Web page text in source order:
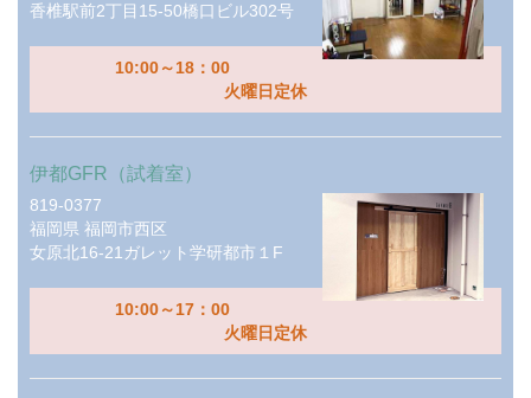
香椎駅前2丁目15-50橋口ビル302号
10:00～18：00
火曜日定休
伊都GFR（試着室）
819-0377
福岡県 福岡市西区
女原北16-21ガレット学研都市１F
10:00～17：00
火曜日定休